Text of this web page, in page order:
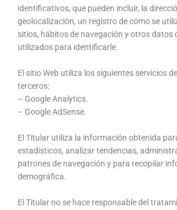
identificativos, que pueden incluir, la
geolocalización, un registro de cómo se
sitios, hábitos de navegación y otros datos
utilizados para identificarle.
El sitio Web utiliza los siguientes servicios
terceros:
– Google Analytics.
– Google AdSense.
El Titular utiliza la información obtenida
estadísticos, analizar tendencias,
patrones de navegación y para recopilar
demográfica.
El Titular no se hace responsable del